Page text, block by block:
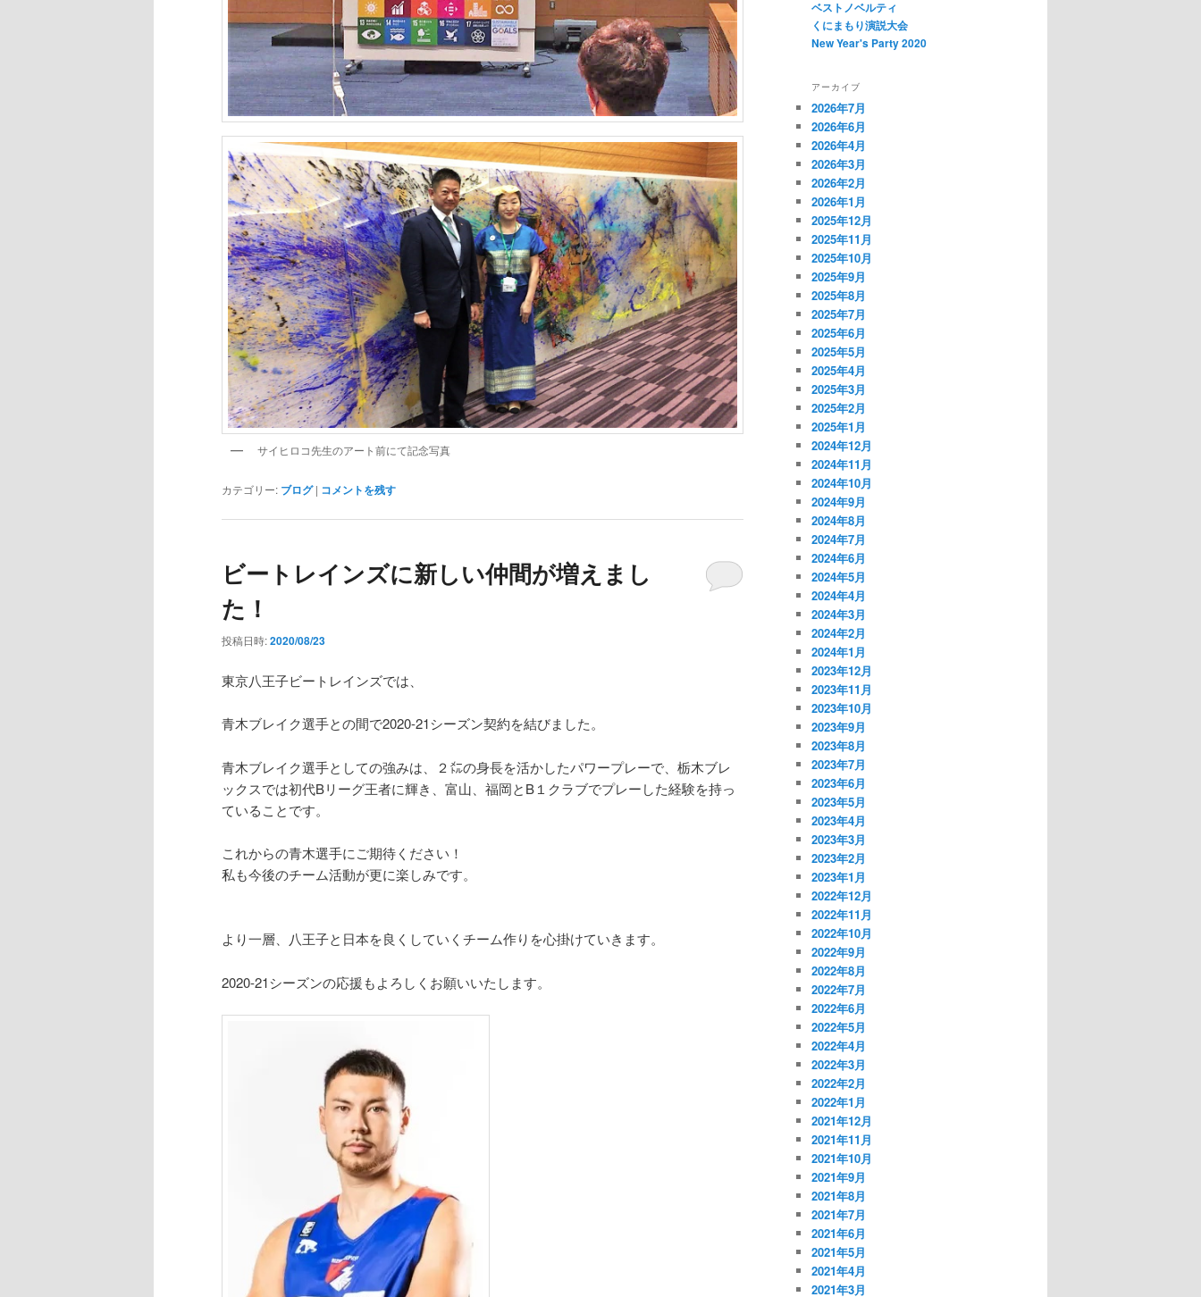
サイヒロコ先生のアート前にて記念写真
カテゴリー: ブログ | コメントを残す
ビートレインズに新しい仲間が増えまし
た！
投稿日時:2020/08/23
東京八王子ビートレインズでは、
青木ブレイク選手との間で2020-21シーズン契約を結びました。
青木ブレイク選手としての強みは、２㍍の身長を活かしたパワープレーで、栃木ブレ
ックスでは初代Bリーグ王者に輝き、富山、福岡とB１クラブでプレーした経験を持っ
ていることです。
これからの青木選手にご期待ください！
私も今後のチーム活動が更に楽しみです。
より一層、八王子と日本を良くしていくチーム作りを心掛けていきます。
2020-21シーズンの応援もよろしくお願いいたします。
ベストノベルティ
くにまもり演説大会
New Year's Party 2020
アーカイブ
2026年7月
2026年6月
2026年4月
2026年3月
2026年2月
2026年1月
2025年12月
2025年11月
2025年10月
2025年9月
2025年8月
2025年7月
2025年6月
2025年5月
2025年4月
2025年3月
2025年2月
2025年1月
2024年12月
2024年11月
2024年10月
2024年9月
2024年8月
2024年7月
2024年6月
2024年5月
2024年4月
2024年3月
2024年2月
2024年1月
2023年12月
2023年11月
2023年10月
2023年9月
2023年8月
2023年7月
2023年6月
2023年5月
2023年4月
2023年3月
2023年2月
2023年1月
2022年12月
2022年11月
2022年10月
2022年9月
2022年8月
2022年7月
2022年6月
2022年5月
2022年4月
2022年3月
2022年2月
2022年1月
2021年12月
2021年11月
2021年10月
2021年9月
2021年8月
2021年7月
2021年6月
2021年5月
2021年4月
2021年3月